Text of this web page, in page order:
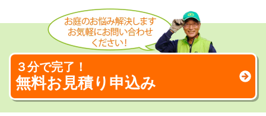
３分で完了！
無料お見積り申込み